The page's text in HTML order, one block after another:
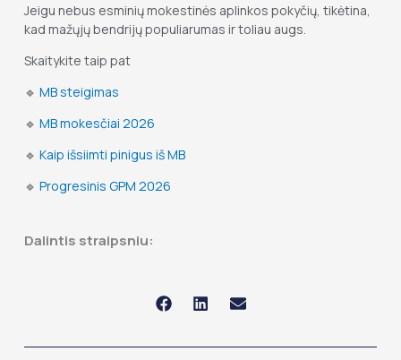
Jeigu nebus esminių mokestinės aplinkos pokyčių, tikėtina,
kad mažųjų bendrijų populiarumas ir toliau augs.
Skaitykite taip pat
🔹 MB steigimas
🔹 MB mokesčiai 2026
🔹 Kaip išsiimti pinigus iš MB
🔹 Progresinis GPM 2026
Dalintis straipsniu: